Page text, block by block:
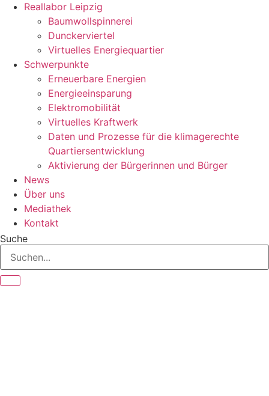
Reallabor Leipzig
Baumwollspinnerei
Dunckerviertel
Virtuelles Energiequartier
Schwerpunkte
Erneuerbare Energien
Energieeinsparung
Elektromobilität
Virtuelles Kraftwerk
Daten und Prozesse für die klimagerechte
Quartiersentwicklung
Aktivierung der Bürgerinnen und Bürger
News
Über uns
Mediathek
Kontakt
Suche